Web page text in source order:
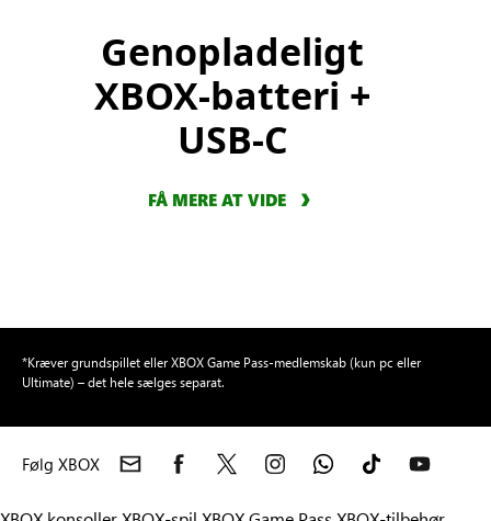
Genopladeligt
XBOX-batteri +
USB-C
FÅ MERE AT VIDE
*Kræver grundspillet eller XBOX Game Pass-medlemskab (kun pc eller
Ultimate) – det hele sælges separat.
Følg XBOX